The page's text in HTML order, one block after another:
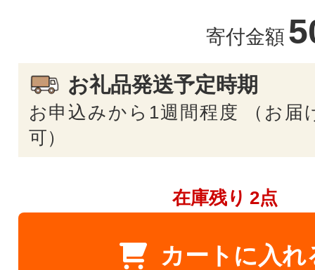
寄付金額
お礼品発送予定時期
お申込みから1週間程度 （お届
可）
在庫残り 2点
カートに入れ